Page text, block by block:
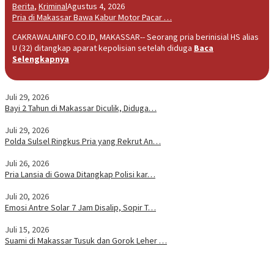
Berita, KriminalAgustus 4, 2026
Pria di Makassar Bawa Kabur Motor Pacar …
CAKRAWALAINFO.CO.ID, MAKASSAR-- Seorang pria berinisial HS alias
U (32) ditangkap aparat kepolisian setelah diduga Baca
Selengkapnya
Juli 29, 2026
Bayi 2 Tahun di Makassar Diculik, Diduga…
Juli 29, 2026
Polda Sulsel Ringkus Pria yang Rekrut An…
Juli 26, 2026
Pria Lansia di Gowa Ditangkap Polisi kar…
Juli 20, 2026
Emosi Antre Solar 7 Jam Disalip, Sopir T…
Juli 15, 2026
Suami di Makassar Tusuk dan Gorok Leher …